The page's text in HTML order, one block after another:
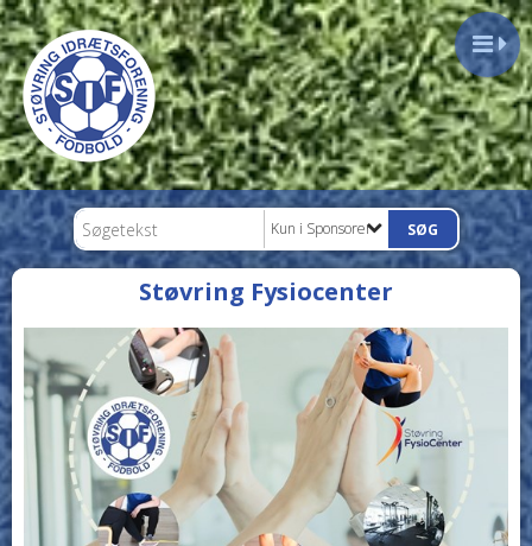
Kun i Sponsorer
Støvring Fysiocenter